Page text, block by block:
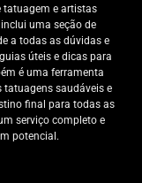
tatuagem e artistas
uma seção de
a todas as dúvidas e
úteis e dicas para
é uma ferramenta
tatuagens saudáveis e
final para todas as
serviço completo e
potencial.